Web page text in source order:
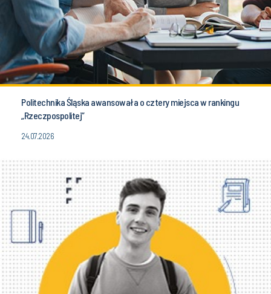
Politechnika Śląska awansowała o cztery miejsca w rankingu
„Rzeczpospolitej”
24.07.2026